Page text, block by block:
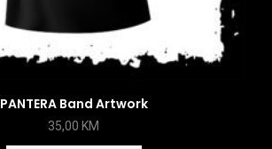
PANTERA Band Artwork
35,00 KM